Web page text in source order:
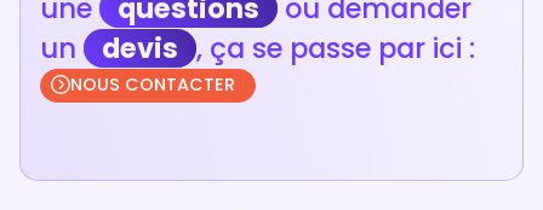
une
questions
ou demander
un
devis , ça se passe par ici :
NOUS CONTACTER